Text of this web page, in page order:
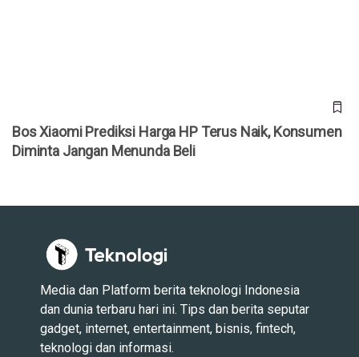
Bos Xiaomi Prediksi Harga HP Terus Naik, Konsumen
Diminta Jangan Menunda Beli
Media dan Platform berita teknologi Indonesia
dan dunia terbaru hari ini. Tips dan berita seputar
gadget, internet, entertainment, bisnis, fintech,
teknologi dan informasi.